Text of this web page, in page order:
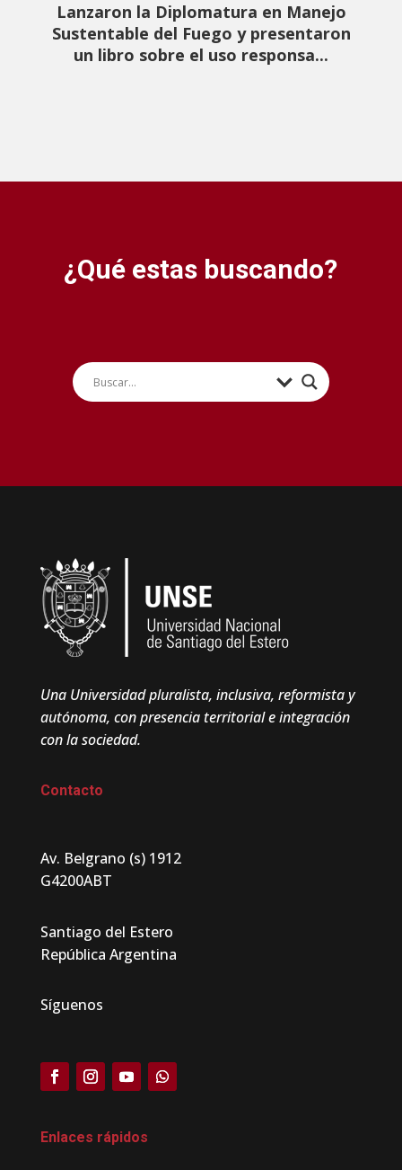
Lanzaron la Diplomatura en Manejo
Sustentable del Fuego y presentaron
un libro sobre el uso responsa...
¿Qué estas buscando?
Una Universidad pluralista, inclusiva, reformista y
autónoma, con presencia territorial e integración
con la sociedad.
Contacto
Av. Belgrano (s) 1912
G4200ABT
Santiago del Estero
República Argentina
Síguenos
Enlaces rápidos